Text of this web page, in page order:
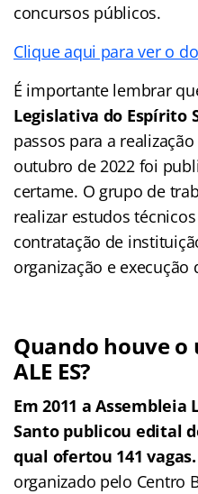
concursos públicos.
Clique aqui para ver o
É importante lembrar
Legislativa do Espírito
passos para a
outubro de 2022 foi
certame. O grupo de
realizar estudos
contratação de
organização e execução
Quando houve
ALE ES?
Em 2011 a
Santo publicou edital
qual ofertou 141 vagas.
organizado pelo Centro